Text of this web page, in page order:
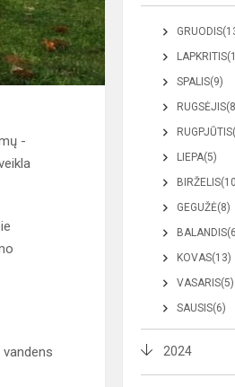
-
SPALIS(9)
LIEPA(5)
GEGUŽĖ(8)
KOVAS(13)
VASARIS(5)
SAUSIS(6)
2024